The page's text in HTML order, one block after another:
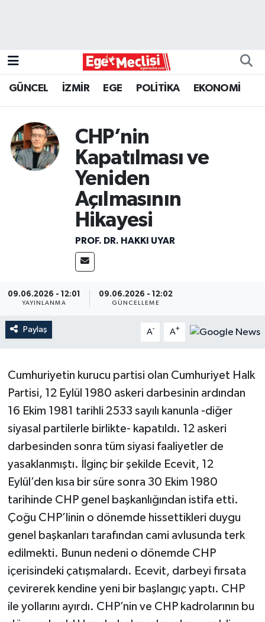
GÜNCEL İZMİR EGE POLİTİKA EKONOMİ
CHP’nin
Kapatılması ve
Yeniden
Açılmasının
Hikayesi
PROF. DR. HAKKI UYAR
09.06.2026 - 12:01
YAYINLANMA
09.06.2026 - 12:02
GÜNCELLEME
Paylaş A- A+
Cumhuriyetin kurucu partisi olan Cumhuriyet Halk
Partisi, 12 Eylül 1980 askeri darbesinin ardından
16 Ekim 1981 tarihli 2533 sayılı kanunla -diğer
siyasal partilerle birlikte- kapatıldı. 12 askeri
darbesinden sonra tüm siyasi faaliyetler de
yasaklanmıştı. İlginç bir şekilde Ecevit, 12
Eylül’den kısa bir süre sonra 30 Ekim 1980
tarihinde CHP genel başkanlığından istifa etti.
Çoğu CHP’linin o dönemde hissettikleri duygu
genel başkanları tarafından cami avlusunda terk
edilmekti. Bunun nedeni o dönemde CHP
içerisindeki çatışmalardı. Ecevit, darbeyi fırsata
çevirerek kendine yeni bir başlangıç yaptı. CHP
ile yollarını ayırdı. CHP’nin ve CHP kadrolarının bu
GÜNCEL
İZMİR
ÖZEL HABER
POLİTİKA
Programlar